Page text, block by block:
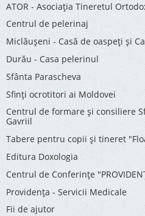
ATOR - Asociaţia Tineretul
Centrul de pelerinaj
Miclăușeni - Casă de oaspeţi şi
Durău - Casa pelerinul
Sfânta Parascheva
Sfinți ocrotitori ai Moldovei
Centrul de formare și consiliere
Gavriil
Tabere pentru copii şi tineret
Editura Doxologia
Centrul de Conferinţe
Providenţa - Servicii Medicale
Fii de ajutor